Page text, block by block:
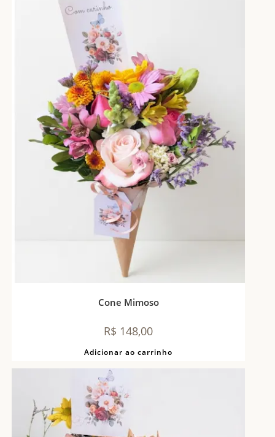
Cone Mimoso
R$ 148,00
Adicionar ao carrinho